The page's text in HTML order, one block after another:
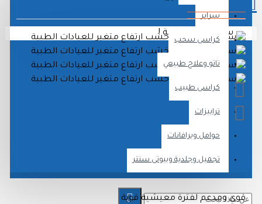
سراير
كراسى سحب
تاتو وعلاج طبيعي
كراسى طبيب
ترابيزات
حوامل وبرافانات
تجميل وجلدية وبيوتى سنتر
سلة الشراء فارغة !
وصف المنتج
ومدعم لفترة معيشية قوية